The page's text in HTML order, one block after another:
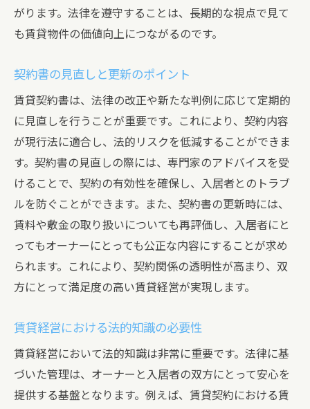
がります。法律を遵守することは、長期的な視点で見て
も賃貸物件の価値向上につながるのです。
契約書の見直しと更新のポイント
賃貸契約書は、法律の改正や新たな判例に応じて定期的
に見直しを行うことが重要です。これにより、契約内容
が現行法に適合し、法的リスクを低減することができま
す。契約書の見直しの際には、専門家のアドバイスを受
けることで、契約の有効性を確保し、入居者とのトラブ
ルを防ぐことができます。また、契約書の更新時には、
賃料や敷金の取り扱いについても再評価し、入居者にと
ってもオーナーにとっても公正な内容にすることが求め
られます。これにより、契約関係の透明性が高まり、双
方にとって満足度の高い賃貸経営が実現します。
賃貸経営における法的知識の必要性
賃貸経営において法的知識は非常に重要です。法律に基
づいた管理は、オーナーと入居者の双方にとって安心を
提供する基盤となります。例えば、賃貸契約における賃